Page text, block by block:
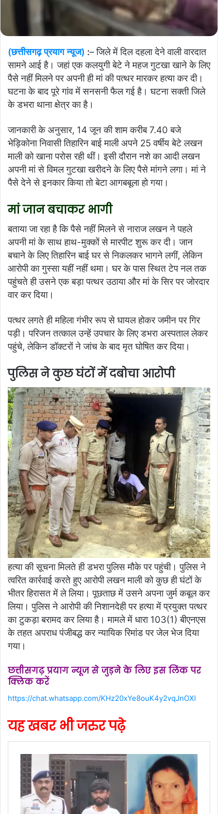
(छत्तीसगढ़ प्रयाग न्यूज) :– जिले में दिल दहला देने वाली वारदात
सामने आई है। जहां एक कलयुगी बेटे ने महज गुटखा खाने के लिए
पैसे नहीं मिलने पर अपनी ही मां की पत्थर मारकर हत्या कर दी।
घटना के बाद पूरे गांव में सनसनी फैल गई है। घटना सक्ती जिले
के डभरा थाना क्षेत्र का है।
जानकारी के अनुसार, 14 जून की शाम करीब 7.40 बजे
भेड़िकोना निवासी तिहारिन बाई माली अपने 25 वर्षीय बेटे लखन
माली को खाना परोस रही थीं। इसी दौरान नशे का आदी लखन
अपनी मां से विमल गुटखा खरीदने के लिए पैसे मांगने लगा। मां ने
पैसे देने से इनकार किया तो बेटा आगबबूला हो गया।
मां जान बचाकर भागी
बताया जा रहा है कि पैसे नहीं मिलने से नाराज लखन ने पहले
अपनी मां के साथ हाथ-मुक्कों से मारपीट शुरू कर दी। जान
बचाने के लिए तिहारिन बाई घर से निकलकर भागने लगीं, लेकिन
आरोपी का गुस्सा यहीं नहीं थमा। घर के पास स्थित टेप नल तक
पहुंचते ही उसने एक बड़ा पत्थर उठाया और मां के सिर पर जोरदार
वार कर दिया।
पत्थर लगते ही महिला गंभीर रूप से घायल होकर जमीन पर गिर
पड़ी। परिजन तत्काल उन्हें उपचार के लिए डभरा अस्पताल लेकर
पहुंचे, लेकिन डॉक्टरों ने जांच के बाद मृत घोषित कर दिया।
पुलिस ने कुछ घंटों में दबोचा आरोपी
हत्या की सूचना मिलते ही डभरा पुलिस मौके पर पहुंची। पुलिस ने
त्वरित कार्रवाई करते हुए आरोपी लखन माली को कुछ ही घंटों के
भीतर हिरासत में ले लिया। पूछताछ में उसने अपना जुर्म कबूल कर
लिया। पुलिस ने आरोपी की निशानदेही पर हत्या में प्रयुक्त पत्थर
का टुकड़ा बरामद कर लिया है। मामले में धारा 103(1) बीएनएस
के तहत अपराध पंजीबद्ध कर न्यायिक रिमांड पर जेल भेज दिया
गया।
छत्तीसगढ़ प्रयाग न्यूज से जुड़ने के लिए इस लिंक पर
क्लिक करें
https://chat.whatsapp.com/KHz20xYe8ouK4y2vqJnOXl
यह खबर भी जरुर पढ़े